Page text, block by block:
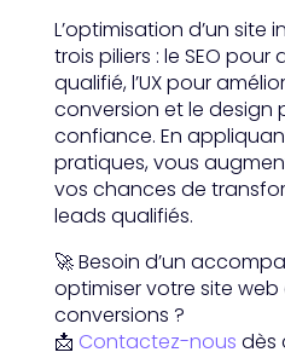
L’optimisation d’un site
trois piliers : le SEO
qualifié, l’UX pour
conversion et le design
confiance. En
pratiques, vous
vos chances de
leads qualifiés.
🚀 Besoin d’un
optimiser votre site
conversions ?
📩 Contactez-nous dès